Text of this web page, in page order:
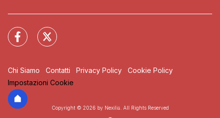
Chi Siamo Contatti Privacy Policy
Cookie Policy
Impostazioni Cookie
Copyright © 2026 by Nexilia. All Rights Reserved